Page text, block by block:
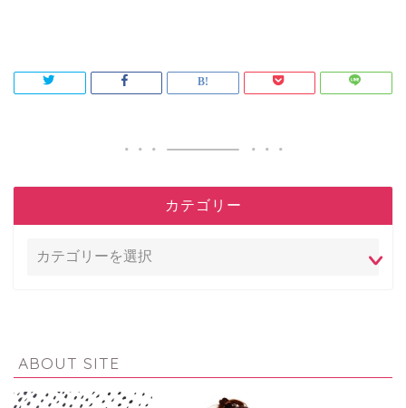
カテゴリー
ABOUT SITE